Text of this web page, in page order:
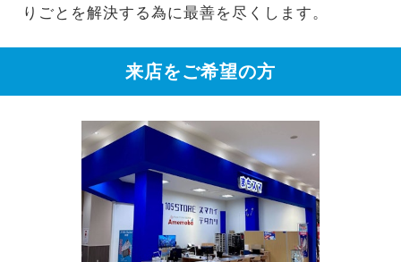
りごとを解決する為に最善を尽くします。
来店をご希望の方